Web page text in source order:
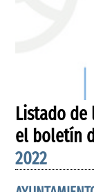
Listado de
el boletín
2022